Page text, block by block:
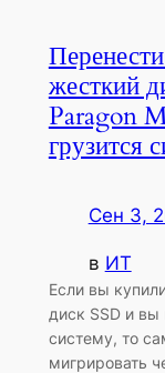
жесткий
Paragon
грузится
Сен 3,
в ИТ
Если вы
диск SSD и вы
систему, то
мигрировать